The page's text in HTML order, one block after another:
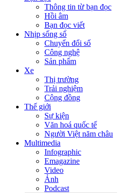
Thông tin từ bạn đọc
Hồi âm
Bạn đọc viết
Nhịp sống số
Chuyển đổi số
Công nghệ
Sản phẩm
Xe
Thị trường
Trải nghiệm
Cộng đồng
Thế giới
Sự kiện
Văn hoá quốc tế
Người Việt năm châu
Multimedia
Infographic
Emagazine
Video
Ảnh
Podcast